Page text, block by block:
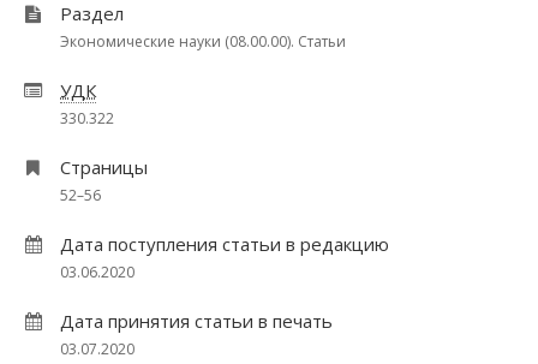
Раздел
Экономические науки (08.00.00). Статьи
УДК
330.322
Страницы
52–56
Дата поступления статьи в редакцию
03.06.2020
Дата принятия статьи в печать
03.07.2020